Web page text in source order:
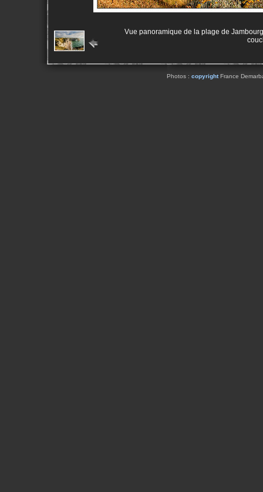
Vue panoramique de la plage de
Photos : copyrightFrance